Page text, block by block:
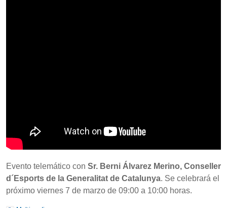
Evento telemático con Sr. Berni Álvarez Merino, Conseller
d´Esports de la Generalitat de Catalunya. Se celebrará el
próximo viernes 7 de marzo de 09:00 a 10:00 horas.